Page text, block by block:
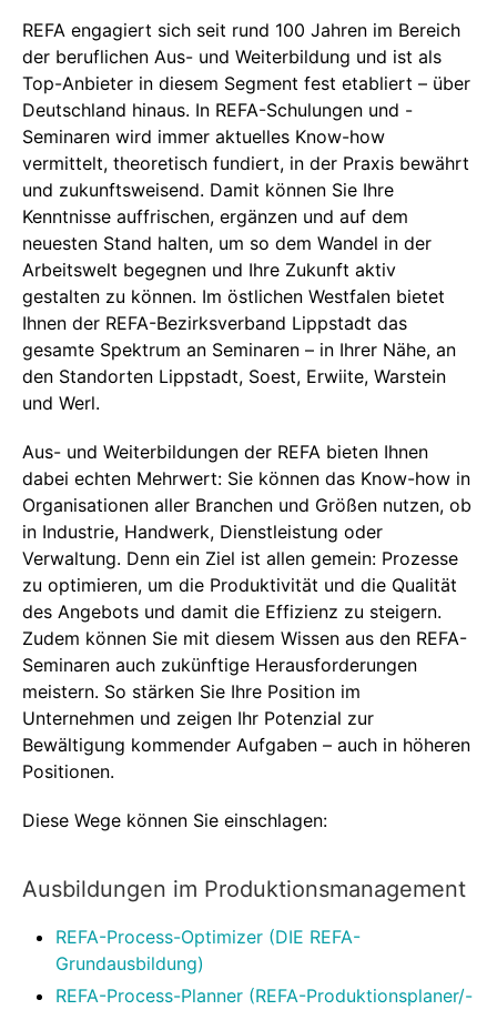
REFA engagiert sich seit rund 100 Jahren im Bereich
der beruflichen Aus- und Weiterbildung und ist als
Top-Anbieter in diesem Segment fest etabliert – über
Deutschland hinaus. In REFA-Schulungen und -
Seminaren wird immer aktuelles Know-how
vermittelt, theoretisch fundiert, in der Praxis bewährt
und zukunftsweisend. Damit können Sie Ihre
Kenntnisse auffrischen, ergänzen und auf dem
neuesten Stand halten, um so dem Wandel in der
Arbeitswelt begegnen und Ihre Zukunft aktiv
gestalten zu können. Im östlichen Westfalen bietet
Ihnen der REFA-Bezirksverband Lippstadt das
gesamte Spektrum an Seminaren – in Ihrer Nähe, an
den Standorten Lippstadt, Soest, Erwiite, Warstein
und Werl.
Aus- und Weiterbildungen der REFA bieten Ihnen
dabei echten Mehrwert: Sie können das Know-how in
Organisationen aller Branchen und Größen nutzen, ob
in Industrie, Handwerk, Dienstleistung oder
Verwaltung. Denn ein Ziel ist allen gemein: Prozesse
zu optimieren, um die Produktivität und die Qualität
des Angebots und damit die Effizienz zu steigern.
Zudem können Sie mit diesem Wissen aus den REFA-
Seminaren auch zukünftige Herausforderungen
meistern. So stärken Sie Ihre Position im
Unternehmen und zeigen Ihr Potenzial zur
Bewältigung kommender Aufgaben – auch in höheren
Positionen.
Diese Wege können Sie einschlagen:
Ausbildungen im Produktionsmanagement
REFA-Process-Optimizer (DIE REFA-
Grundausbildung)
REFA-Process-Planner (REFA-Produktionsplaner/-